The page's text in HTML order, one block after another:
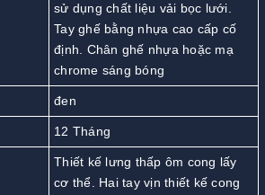
sử dụng chất liệu vải bọc lưới.
Tay ghế bằng nhựa cao cấp cố
định. Chân ghế nhựa hoặc mạ
chrome sáng bóng
đen
12 Tháng
Thiết kế lưng thấp ôm cong lấy
cơ thể. Hai tay vịn thiết kế cong